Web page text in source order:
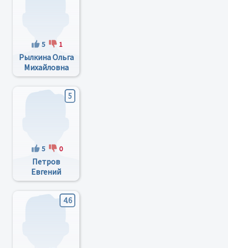
5 1
Рылкина Ольга
Михайловна
5
5 0
Петров
Евгений
Сергеевич
4.6